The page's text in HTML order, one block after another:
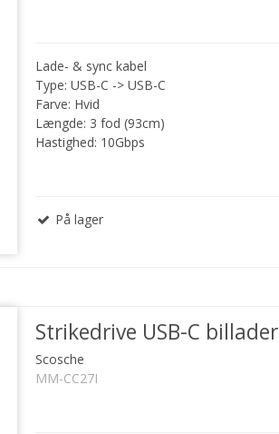
Lade- & sync kabel
Type: USB-C -> USB-C
Farve: Hvid
Længde: 3 fod (93cm)
Hastighed: 10Gbps
På lager
Strikedrive USB-C billader
Scosche
MM-CC27I